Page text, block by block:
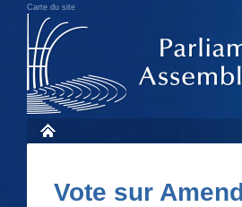
Carte du site
Vote sur